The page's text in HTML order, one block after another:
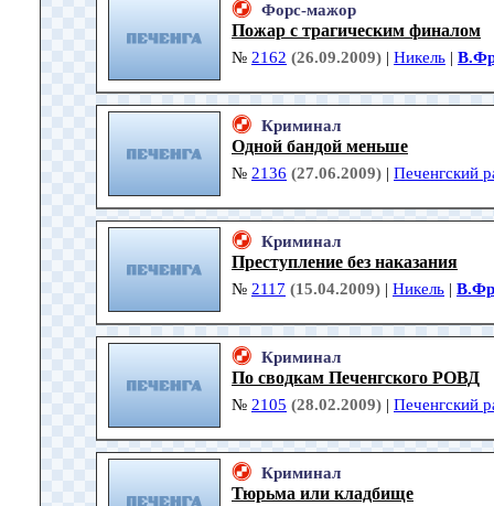
Форс-мажор
Пожар с трагическим финалом
№ 2162 (26.09.2009) | Никель |
Криминал
Одной бандой меньше
№ 2136 (27.06.2009) | Печенгский
Криминал
Преступление без наказания
№ 2117 (15.04.2009) | Никель |
Криминал
По сводкам Печенгского РОВД
№ 2105 (28.02.2009) | Печенгский
Криминал
Тюрьма или кладбище